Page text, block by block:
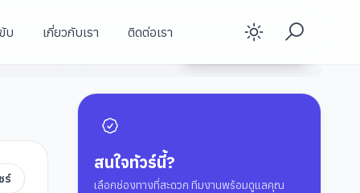
บ เกี่ยวกับเรา ติดต่อเรา Enable
ร์
สนใจทัวร์นี้?
เลือกช่องทางที่สะดวก ทีมงานพร้อมดูแลคุณ